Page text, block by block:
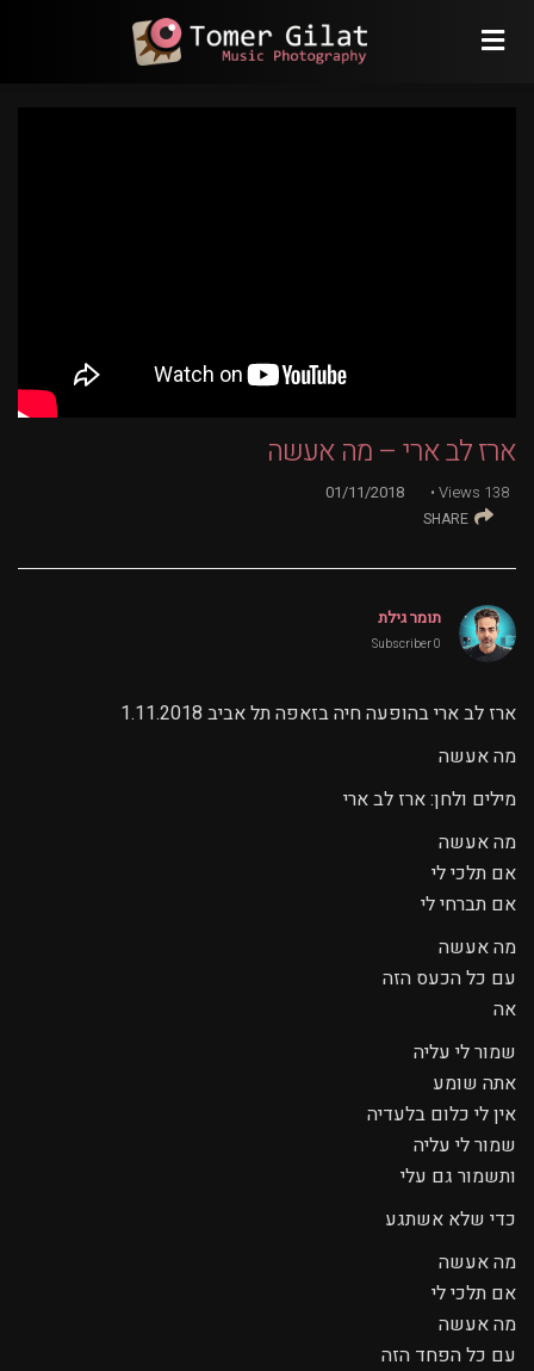
ארז לב ארי – מה אעשה
138
Views
01/11/2018
SHARE
תומר גילת
0 Subscriber
ארז לב ארי בהופעה חיה בזאפה תל אביב 1.11.2018
מה אעשה
מילים ולחן: ארז לב ארי
מה אעשה
אם תלכי לי
אם תברחי לי
מה אעשה
עם כל הכעס הזה
אה
שמור לי עליה
אתה שומע
אין לי כלום בלעדיה
שמור לי עליה
ותשמור גם עלי
כדי שלא אשתגע
מה אעשה
אם תלכי לי
מה אעשה
עם כל הפחד הזה